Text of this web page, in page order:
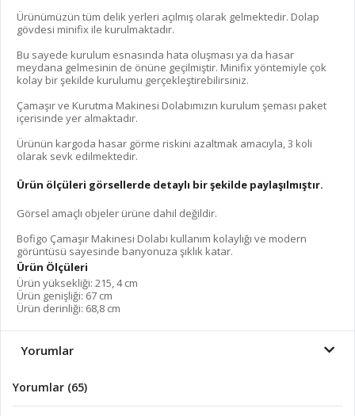
Ürünümüzün tüm delik yerleri açılmış olarak gelmektedir. Dolap
gövdesi minifix ile kurulmaktadır.
Bu sayede kurulum esnasında hata oluşması ya da hasar
meydana gelmesinin de önüne geçilmiştir. Minifix yöntemiyle çok
kolay bir şekilde kurulumu gerçekleştirebilirsiniz.
Çamaşır ve Kurutma Makinesi Dolabımızın kurulum şeması paket
içerisinde yer almaktadır.
Ürünün kargoda hasar görme riskini azaltmak amacıyla, 3 koli
olarak sevk edilmektedir.
Ürün ölçüleri görsellerde detaylı bir şekilde paylaşılmıştır.
Görsel amaçlı objeler ürüne dahil değildir.
Bofigo Çamaşır Makinesi Dolabı kullanım kolaylığı ve modern
görüntüsü sayesinde banyonuza şıklık katar.
Ürün Ölçüleri
Ürün yüksekliği: 215, 4 cm
Ürün genişliği: 67 cm
Ürün derinliği: 68,8 cm
Yorumlar
Yorumlar (65)